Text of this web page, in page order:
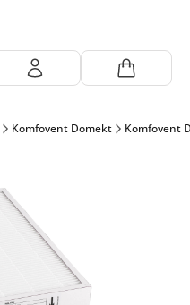
Komfovent Domekt Komfovent